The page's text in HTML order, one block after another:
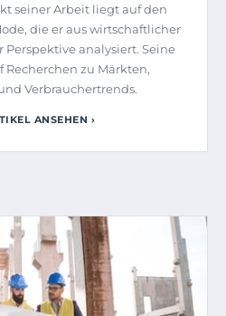
seiner Arbeit liegt auf den
die er aus wirtschaftlicher
analysiert. Seine
Recherchen zu Märkten,
Verbrauchertrends.
ANSEHEN ›